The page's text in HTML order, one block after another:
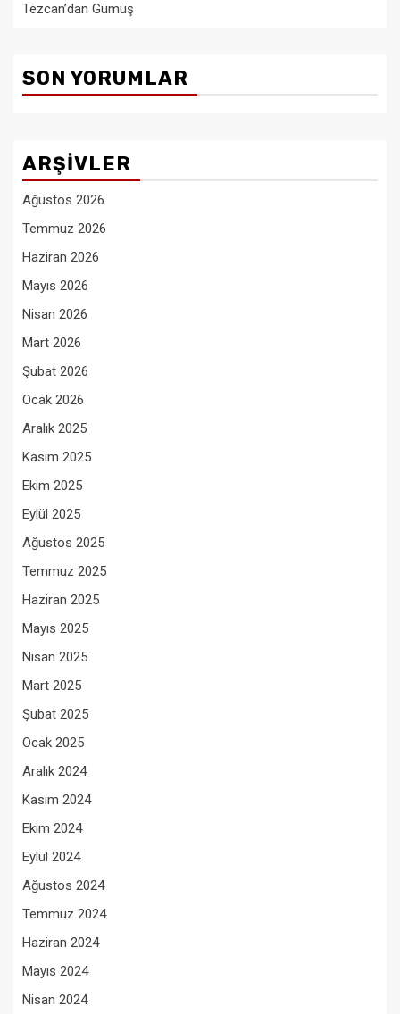
Tezcan’dan Gümüş
SON YORUMLAR
ARŞIVLER
Ağustos 2026
Temmuz 2026
Haziran 2026
Mayıs 2026
Nisan 2026
Mart 2026
Şubat 2026
Ocak 2026
Aralık 2025
Kasım 2025
Ekim 2025
Eylül 2025
Ağustos 2025
Temmuz 2025
Haziran 2025
Mayıs 2025
Nisan 2025
Mart 2025
Şubat 2025
Ocak 2025
Aralık 2024
Kasım 2024
Ekim 2024
Eylül 2024
Ağustos 2024
Temmuz 2024
Haziran 2024
Mayıs 2024
Nisan 2024